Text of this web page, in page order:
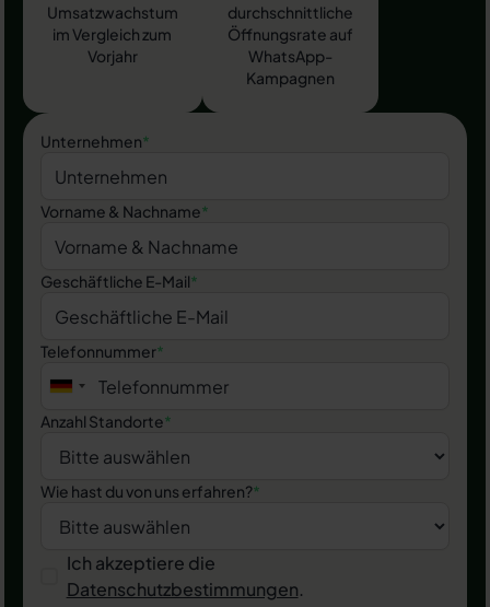
Umsatzwachstum
im Vergleich zum
Vorjahr
durchschnittliche
Öffnungsrate auf
WhatsApp-
Kampagnen
Unternehmen*
Vorname & Nachname*
Geschäftliche E-Mail*
Telefonnummer*
Anzahl Standorte*
Wie hast du von uns erfahren?*
Ich akzeptiere die
Datenschutzbestimmungen.